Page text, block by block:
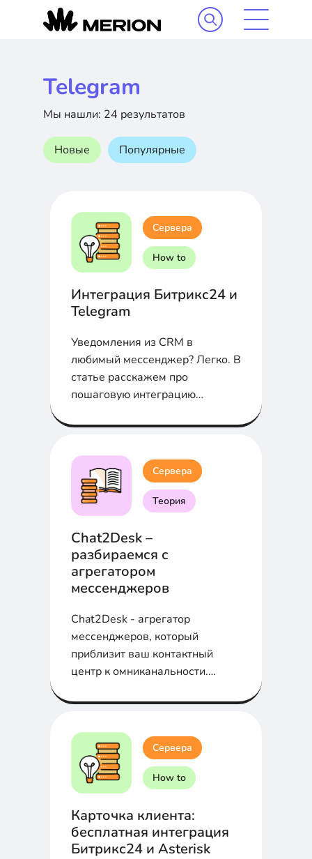
Telegram
Мы нашли: 24 результатов
Новые Популярные
Сервера
How to
Интеграция Битрикс24 и
Telegram
Уведомления из CRM в
любимый мессенджер? Легко. В
статье расскажем про
пошаговую интеграцию
Webhook...
Сервера
Теория
Chat2Desk –
разбираемся с
агрегатором
мессенджеров
Chat2Desk - агрегатор
мессенджеров, который
приблизит ваш контактный
центр к омниканальности.
Сервера
How to
Карточка клиента:
бесплатная интеграция
Битрикс24 и Asterisk